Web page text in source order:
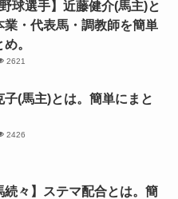
野球選手】近藤健介(馬主)と
業・代表馬・調教師を簡単
。
2621
子(馬主)とは。簡単にまと
2426
続々】ステマ配合とは。簡